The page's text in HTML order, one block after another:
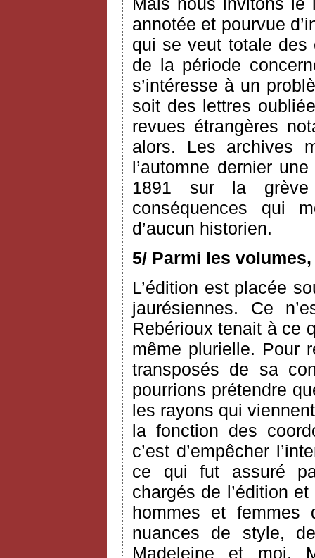
annotée et pourvue
qui se veut totale des
de la période
s’intéresse à un
soit des lettres
revues étrangères
alors. Les archives
l’automne dernier
1891 sur la
conséquences qui
d’aucun historien.
5/ Parmi les
L’édition est placée
jaurésiennes. Ce
Rebérioux tenait à ce
même plurielle. Pour
transposés de sa
pourrions prétendre
les rayons qui
la fonction des
c’est d’empêcher
ce qui fut assuré
chargés de l’édition
hommes et
nuances de style,
Madeleine et moi,